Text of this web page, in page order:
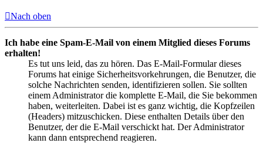
Nach oben
Ich habe eine Spam-E-Mail von einem Mitglied dieses Forums
erhalten!
Es tut uns leid, das zu hören. Das E-Mail-Formular dieses
Forums hat einige Sicherheitsvorkehrungen, die Benutzer, die
solche Nachrichten senden, identifizieren sollen. Sie sollten
einem Administrator die komplette E-Mail, die Sie bekommen
haben, weiterleiten. Dabei ist es ganz wichtig, die Kopfzeilen
(Headers) mitzuschicken. Diese enthalten Details über den
Benutzer, der die E-Mail verschickt hat. Der Administrator
kann dann entsprechend reagieren.